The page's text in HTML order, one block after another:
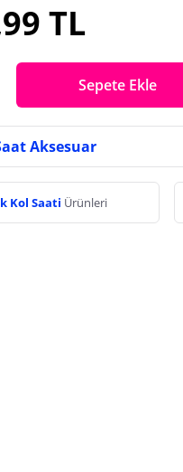
TL
Sepete Ekle
Aksesuar
Kol Saati Ürünleri